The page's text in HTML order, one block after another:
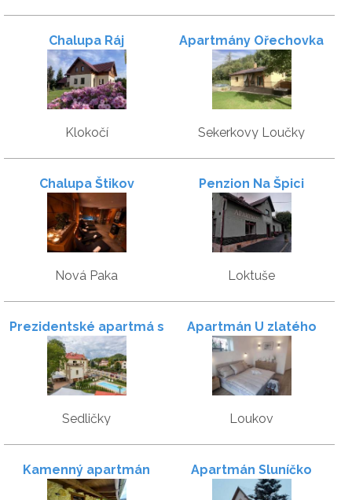
Chalupa Ráj
Klokočí
Apartmány Ořechovka
Wellness
Sekerkovy Loučky
Chalupa Štikov
Nová Paka
Penzion Na Špici
Loktuše
Prezidentské apartmá s
privátní saunou
Sedličky
Apartmán U zlatého
křížku
Loukov
Kamenný apartmán Apartmán Sluníčko